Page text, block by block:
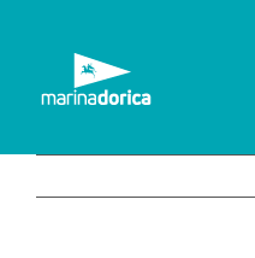
contenuto